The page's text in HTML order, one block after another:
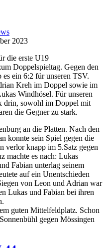
2023
die erste U19
Doppelspieltag. Gegen den
ein 6:2 für unseren TSV.
Kreh im Doppel sowie im
Windhösel. Für unseren
drin, sowohl im Doppel mit
die Gegner zu stark.
an die Platten. Nach den
konnte sein Spiel gegen die
verlor knapp im 5.Satz gegen
machte es nach: Lukas
Fabian unterlag seinem
auf ein Unentschieden
von Leon und Adrian war
Lukas und Fabian bei ihren
guten Mittelfeldplatz. Schon
gegen Mössingen